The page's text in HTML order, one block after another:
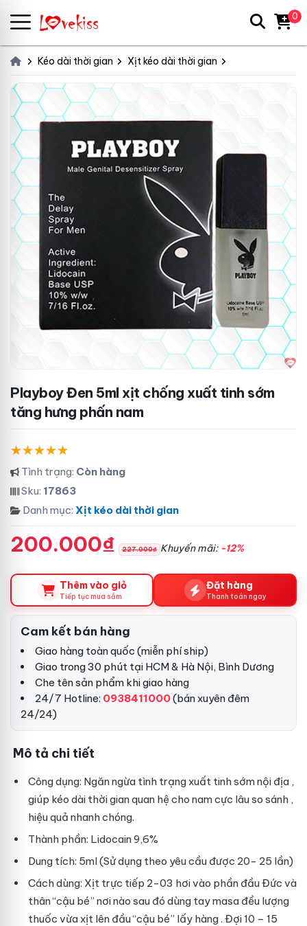
Kéo dài thời gian Xịt kéo dài thời gian
Playboy Đen 5ml xịt chống xuất tinh sớm
tăng hưng phấn nam
Tình trạng: Còn hàng
Sku: 17863
Danh mục: Xịt kéo dài thời gian
200.000₫ 227.000₫ Khuyến mãi: -12%
Thêm vào giỏ
Tiếp tục mua sắm
Đặt hàng
Thanh toán ngay
Cam kết bán hàng
Giao hàng toàn quốc (miễn phí ship)
Giao trong 30 phút tại HCM & Hà Nội, Bình Dương
Che tên sản phẩm khi giao hàng
24/7 Hotline: 0938411000(bán xuyên đêm
24/24)
Mô tả chi tiết
Công dụng: Ngăn ngừa tình trạng xuất tinh sớmnội địa ,
giúp kéo dài thời gian quan hệ cho nam cực lâuso sánh ,
hiệu quả nhanh chóng.
Thành phần: Lidocain 9,6%
Dung tích: 5ml (Sử dụng theo yêu cầu được 20- 25 lần)
Cách dùng: Xịt trực tiếp 2-03 hơi vào phần đầuĐức và
thân “cậu bé” nơi nào sau đó dùng tay masa đều lượng
thuốc vừa xịt lên đầu “cậu bé” lấy hàng. Đợi 10 – 15
0